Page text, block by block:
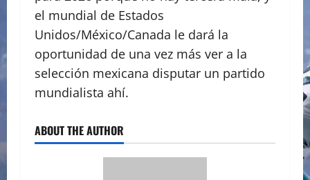
el mundial de Estados
Unidos/México/Canada le dará la
oportunidad de una vez más ver a la
selección mexicana disputar un partido
mundialista ahí.
ABOUT THE AUTHOR